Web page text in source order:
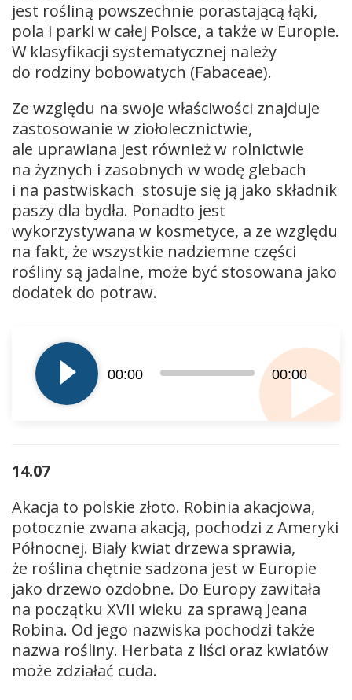
jest rośliną powszechnie porastającą łąki,
pola i parki w całej Polsce, a także w Europie.
W klasyfikacji systematycznej należy
do rodziny bobowatych (Fabaceae).
Ze względu na swoje właściwości znajduje
zastosowanie w ziołolecznictwie,
ale uprawiana jest również w rolnictwie
na żyznych i zasobnych w wodę glebach
i na pastwiskach stosuje się ją jako składnik
paszy dla bydła. Ponadto jest
wykorzystywana w kosmetyce, a ze względu
na fakt, że wszystkie nadziemne części
rośliny są jadalne, może być stosowana jako
dodatek do potraw.
plików
dźwiękowych
00:00 00:00
14.07
Akacja to polskie złoto. Robinia akacjowa,
potocznie zwana akacją, pochodzi z Ameryki
Północnej. Biały kwiat drzewa sprawia,
że roślina chętnie sadzona jest w Europie
jako drzewo ozdobne. Do Europy zawitała
na początku XVII wieku za sprawą Jeana
Robina. Od jego nazwiska pochodzi także
nazwa rośliny. Herbata z liści oraz kwiatów
może zdziałać cuda.